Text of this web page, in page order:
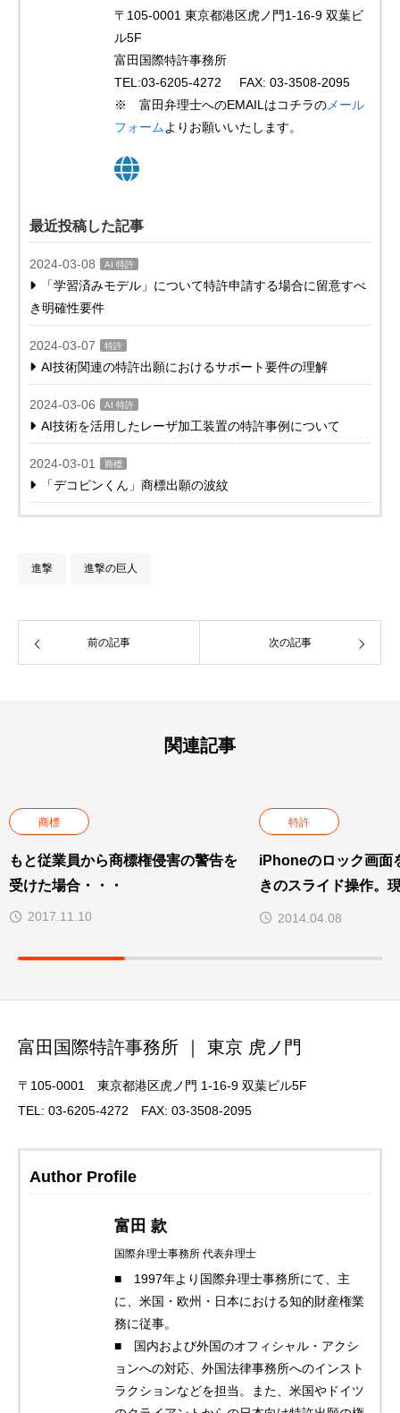
〒105-0001 東京都港区虎ノ門1-16-9 双葉ビ
ル5F
富田国際特許事務所
TEL:03-6205-4272 FAX: 03-3508-2095
※ 富田弁理士へのEMAILはコチラのメール
フォームよりお願いいたします。
最近投稿した記事
2024-03-08 AI 特許
「学習済みモデル」について特許申請する場合に留意すべ
き明確性要件
2024-03-07 特許
AI技術関連の特許出願におけるサポート要件の理解
2024-03-06 AI 特許
AI技術を活用したレーザ加工装置の特許事例について
2024-03-01 商標
「デコピンくん」商標出願の波紋
進撃 進撃の巨人
前の記事 次の記事
関連記事
商標
もと従業員から商標権侵害の警告を
受けた場合・・・
2017.11.10
特許
iPhoneのロック画面
きのスライド操作。
の特許権を取得。
2014.04.08
富田国際特許事務所 ｜ 東京 虎ノ門
〒105-0001 東京都港区虎ノ門 1-16-9 双葉ビル5F
TEL: 03-6205-4272 FAX: 03-3508-2095
Author Profile
富田 款
国際弁理士事務所 代表弁理士
■ 1997年より国際弁理士事務所にて、主
に、米国・欧州・日本における知的財産権業
務に従事。
■ 国内および外国のオフィシャル・アクシ
ョンへの対応、外国法律事務所へのインスト
ラクションなどを担当。また、米国やドイツ